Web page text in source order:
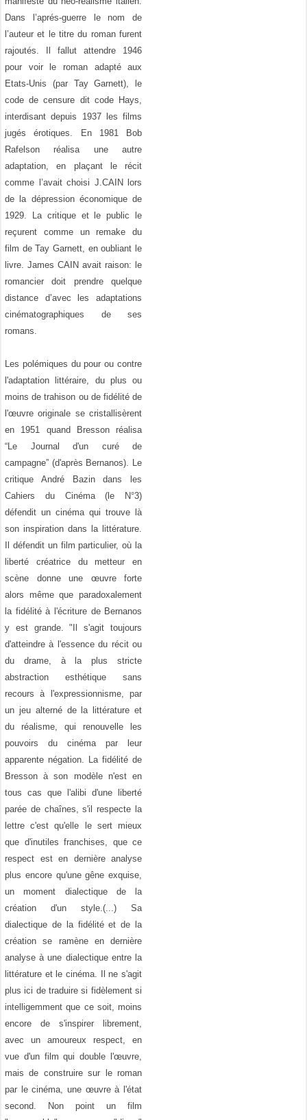
Dans l’aprés-guerre le nom de
l’auteur et le titre du roman furent
rajoutés. Il fallut attendre 1946
pour voir le roman adapté aux
Etats-Unis (par Tay Garnett), le
code de censure dit code Hays,
interdisant depuis 1937 les films
jugés érotiques. En 1981 Bob
Rafelson réalisa une autre
adaptation, en plaçant le récit
comme l’avait choisi J.CAIN lors
de la dépression économique de
1929. La critique et le public le
reçurent comme un remake du
film de Tay Garnett, en oubliant le
livre. James CAIN avait raison: le
romancier doit prendre quelque
distance d’avec les adaptations
cinématographiques de ses
romans.
Les polémiques du pour ou contre
l'adaptation littéraire, du plus ou
moins de trahison ou de fidélité de
l'œuvre originale se cristallisèrent
en 1951 quand Bresson réalisa
“Le Journal d'un curé de
campagne” (d'après Bernanos). Le
critique André Bazin dans les
Cahiers du Cinéma (le N°3)
défendit un cinéma qui trouve là
son inspiration dans la littérature.
Il défendit un film particulier, où la
liberté créatrice du metteur en
scène donne une œuvre forte
alors même que paradoxalement
la fidélité à l'écriture de Bernanos
y est grande. "Il s'agit toujours
d'atteindre à l'essence du récit ou
du drame, à la plus stricte
abstraction esthétique sans
recours à l'expressionnisme, par
un jeu alterné de la littérature et
du réalisme, qui renouvelle les
pouvoirs du cinéma par leur
apparente négation. La fidélité de
Bresson à son modèle n'est en
tous cas que l'alibi d'une liberté
parée de chaînes, s'il respecte la
lettre c'est qu'elle le sert mieux
que d'inutiles franchises, que ce
respect est en dernière analyse
plus encore qu'une gêne exquise,
un moment dialectique de la
création d'un style.(...) Sa
dialectique de la fidélité et de la
création se ramène en dernière
analyse à une dialectique entre la
littérature et le cinéma. Il ne s'agit
plus ici de traduire si fidèlement si
intelligemment que ce soit, moins
encore de s'inspirer librement,
avec un amoureux respect, en
vue d'un film qui double l'œuvre,
mais de construire sur le roman
par le cinéma, une œuvre à l'état
second. Non point un film